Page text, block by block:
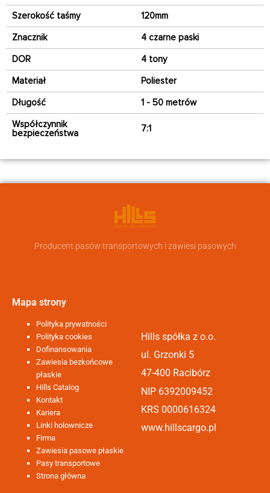
Szerokość taśmy
120mm
Znacznik
4 czarne paski
DOR
4 tony
Materiał
Poliester
Długość
1 - 50 metrów
Współczynnik
bezpieczeństwa
7:1
Producent pasów transportowych i zawiesi pasowych
Mapa strony
Polityka prywatności
Polityka cookies
Dofinansowania
Zawiesia bezkońcowe
płaskie
Hills Catalog
Kontakt
Kariera
Linki holownicze
Firma
Zawiesia pasowe płaskie
Pasy transportowe
Strona główna
Hills spółka z o.o.
ul. Grzonki 5
47-400 Racibórz
NIP 6392009452
KRS 0000616324
www.hillscargo.pl